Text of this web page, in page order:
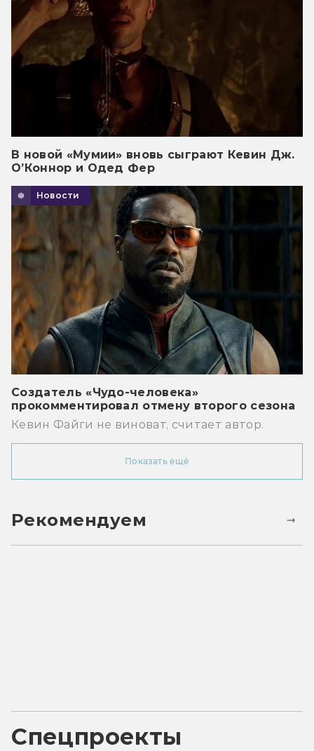
В новой «Мумии» вновь сыграют Кевин Дж.
О’Коннор и Одед Фер
Новости
Создатель «Чудо-человека»
прокомментировал отмену второго сезона
Кевин Файги не виноват, считает автор.
Показать ещё
Рекомендуем
Спецпроекты